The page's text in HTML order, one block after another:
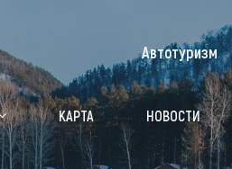
форум
КАРТА НОВОСТИ
Автотуризм